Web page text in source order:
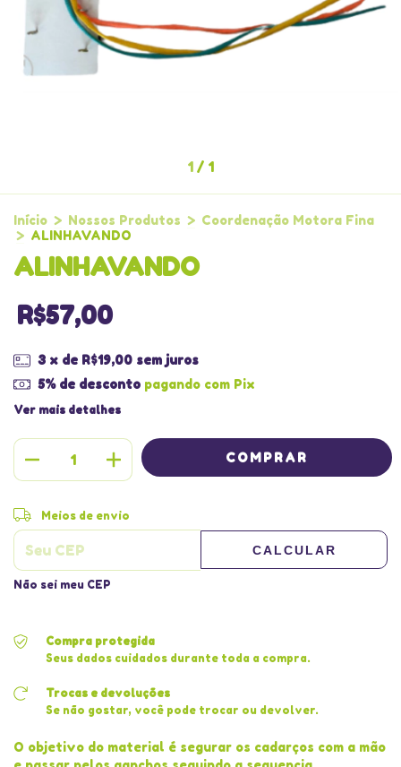
1 / 1
Início > Nossos Produtos > Coordenação Motora Fina
> ALINHAVANDO
ALINHAVANDO
R$57,00
3 x de R$19,00 sem juros
5% de descontopagando com Pix
Ver mais detalhes
Entregas para o CEP:
Meios de envio
CALCULAR
Não sei meu CEP
Compra protegida
Seus dados cuidados durante toda a compra.
Trocas e devoluções
Se não gostar, você pode trocar ou devolver.
O objetivo do material é segurar os cadarços com a mão